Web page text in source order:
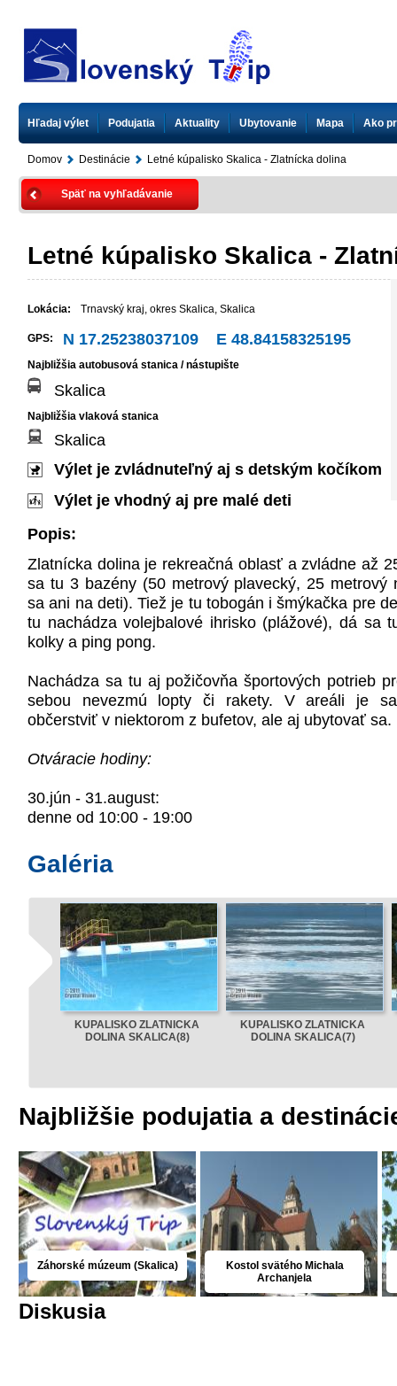
Hľadaj výlet Podujatia Aktuality Ubytovanie Mapa Ako
Domov Destinácie Letné kúpalisko Skalica - Zlatnícka dolina
Späť na vyhľadávanie
Letné kúpalisko Skalica -
Lokácia: Trnavský kraj okres Skalica Skalica
GPS: N 17.25238037109 E 48.84158325195
Najbližšia autobusová stanica / nástupište
Skalica
Najbližšia vlaková stanica
Skalica
Výlet je zvládnuteľný aj s detským kočíkom
Výlet je vhodný aj pre malé deti
Popis:
Zlatnícka dolina je rekreačná oblasť a zvládne až
sa tu 3 bazény (50 metrový plavecký, 25 metrový
sa ani na deti). Tiež je tu tobogán i šmýkačka pre
tu nachádza volejbalové ihrisko (plážové), dá sa
kolky a ping pong.
Nachádza sa tu aj požičovňa športových potrieb
sebou nevezmú lopty či rakety. V areáli je
občerstviť v niektorom z bufetov, ale aj ubytovať sa.
Otváracie hodiny:
30.jún - 31.august:
denne od 10:00 - 19:00
Galéria
KUPALISKO ZLATNICKA
DOLINA SKALICA(8)
KUPALISKO ZLATNICKA
DOLINA SKALICA(7)
Najbližšie podujatia a
Záhorské múzeum (Skalica)
Kostol svätého Michala
Archanjela
Diskusia